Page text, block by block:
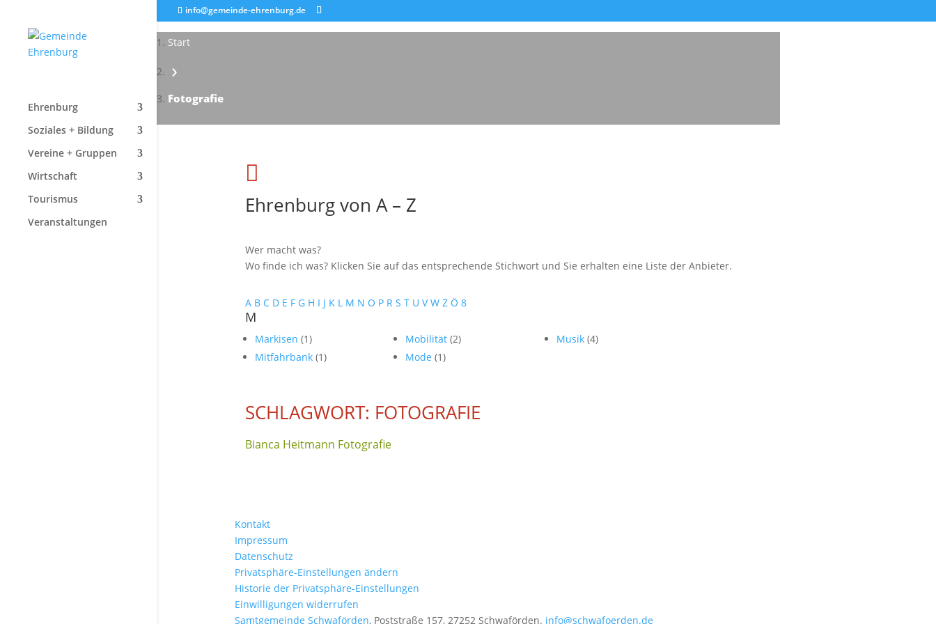
info@gemeinde-ehrenburg.de
Ehrenburg
Soziales + Bildung
Vereine + Gruppen
Wirtschaft
Tourismus
Veranstaltungen
Start
›
Fotografie

Ehrenburg von A – Z
Wer macht was?
Wo finde ich was? Klicken Sie auf das entsprechende Stichwort und Sie erhalten eine Liste der Anbieter.
A B C D E F G H I J K L M N O P R S T U V W Z Ö 8
M
Markisen (1)
Mitfahrbank (1)
Mobilität(2)
Mode(1)
Musik (4)
SCHLAGWORT: FOTOGRAFIE
Bianca Heitmann Fotografie
Kontakt
Impressum
Datenschutz
Privatsphäre-Einstellungen ändern
Historie der Privatsphäre-Einstellungen
Einwilligungen widerrufen
Samtgemeinde Schwaförden, Poststraße 157, 27252 Schwaförden. info@schwafoerden.de